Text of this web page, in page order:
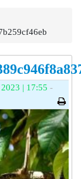
| 17:55 -